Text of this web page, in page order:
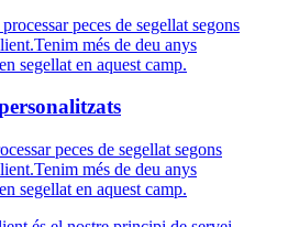
peces de segellat segons
més de deu anys
segellat en aquest camp.